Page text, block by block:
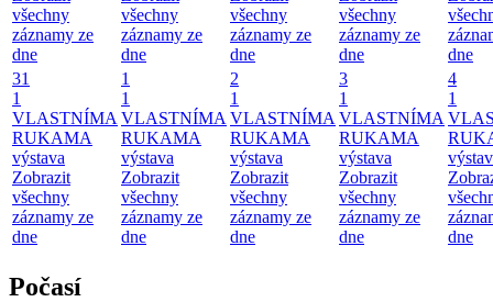
všechny
záznamy ze
dne
všechny
záznamy ze
dne
všechny
záznamy ze
dne
všechny
záznamy ze
dne
dne
31
1
VLASTNÍMA
RUKAMA
výstava
Zobrazit
všechny
záznamy ze
dne
1
1
VLASTNÍMA
RUKAMA
výstava
Zobrazit
všechny
záznamy ze
dne
2
1
VLASTNÍMA
RUKAMA
výstava
Zobrazit
všechny
záznamy ze
dne
3
1
VLASTNÍMA
RUKAMA
výstava
Zobrazit
všechny
záznamy ze
dne
4
1
dne
Počasí